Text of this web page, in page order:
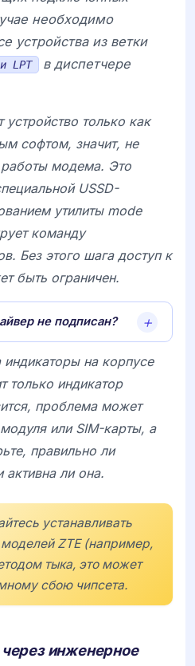
необходимо
устройства из ветки
LPT
в диспетчере
только как
софтом, значит, не
модема. Это
USSD-
утилиты mode
команду
Без этого шага доступ к
быть ограничен.
не подписан?
индикаторы на корпусе
только индикатор
проблема может
или SIM-карты, а
правильно ли
активна ли она.
устанавливать
ZTE (например,
тыка, это может
сбою чипсета.
инженерное